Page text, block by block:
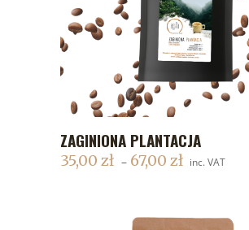
DODAJ DO KOSZYKA
ZAGINIONA PLANTACJA
35,00 zł – 67,00 zł inc. VAT